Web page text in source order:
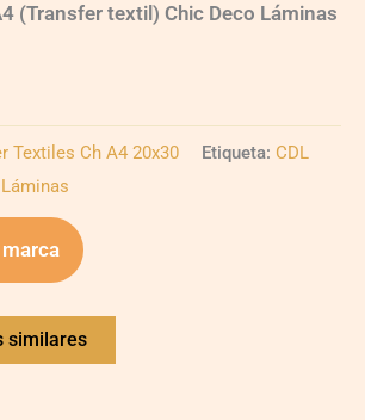
(Transfer textil) Chic Deco Láminas
Textiles Ch A4 20x30 Etiqueta: CDL
similares